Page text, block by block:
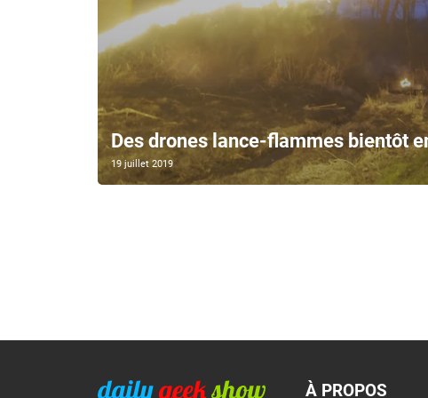
Des drones lance-flammes bientôt
19 juillet 2019
À PROPOS